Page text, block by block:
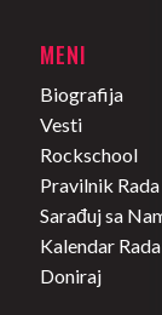
MENI
Biografija
Vesti
Rockschool
Pravilnik Rada
Sarađuj sa
Kalendar Rada
Doniraj